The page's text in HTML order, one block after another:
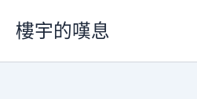
要
樓宇的嘆息